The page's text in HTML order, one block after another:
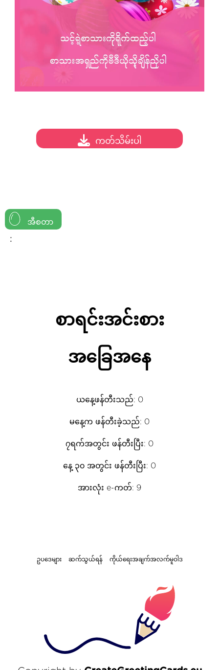
အီစတာ
:
ကတ်သိမ်းပါ
စာရင်းအင်းစား
အခြေအနေ
ယနေ့ဖန်တီးသည်: 0
မနေ့က ဖန်တီးခဲ့သည်: 0
၇ရက်အတွင်း ဖန်တီးပြီး: 0
နေ့ ၃၀ အတွင်း ဖန်တီးပြီး: 0
အားလုံး e-ကတ်: 9
ဥပဒေများ ဆက်သွယ်ရန် ကိုယ်ရေးအချက်အလက်မူဝါဒ